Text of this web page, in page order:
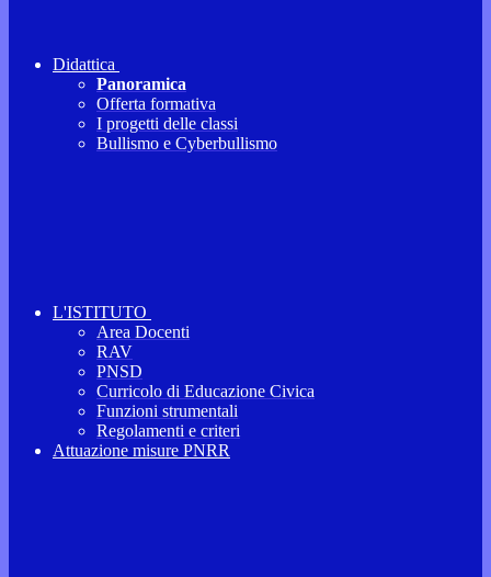
Didattica
Panoramica
Offerta formativa
I progetti delle classi
Bullismo e Cyberbullismo
L'ISTITUTO
Area Docenti
RAV
PNSD
Curricolo di Educazione Civica
Funzioni strumentali
Regolamenti e criteri
Attuazione misure PNRR